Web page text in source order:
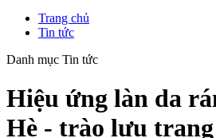
Trang chủ
Tin tức
Danh mục Tin tức
Hiệu ứng làn da
Hè - trào lưu